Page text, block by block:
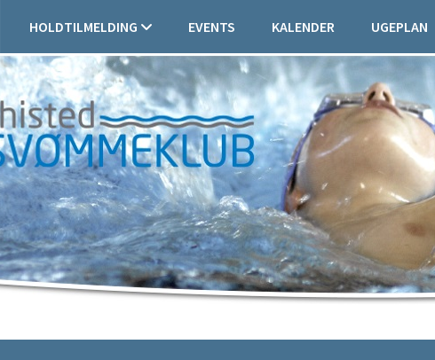
HOLDTILMELDING EVENTS KALENDER UGEPLAN